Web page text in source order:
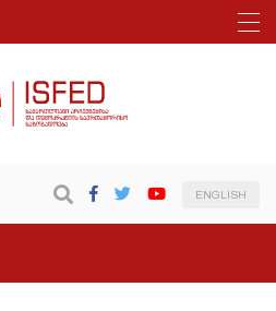
ENGLISH